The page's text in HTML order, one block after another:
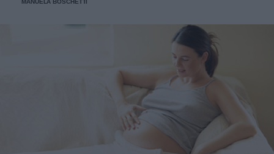
MANUELA BOSCHETTI